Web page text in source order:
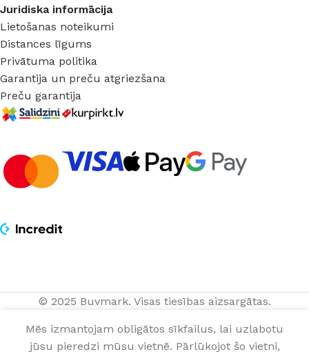
Juridiska informācija
Lietošanas noteikumi
Distances līgums
Privātuma politika
Garantija un preču atgriezšana
Preču garantija
© 2025 Buvmark. Visas tiesības aizsargātas.
Mēs izmantojam obligātos sīkfailus, lai uzlabotu
jūsu pieredzi mūsu vietnē. Pārlūkojot šo vietni,
Alpine Oak 4
gab. (2.5 m)
noliktavā